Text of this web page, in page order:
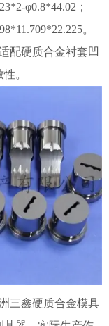
φ0.8*44.02；
。
配硬质合金衬套凹
。
三鑫硬质合金模具